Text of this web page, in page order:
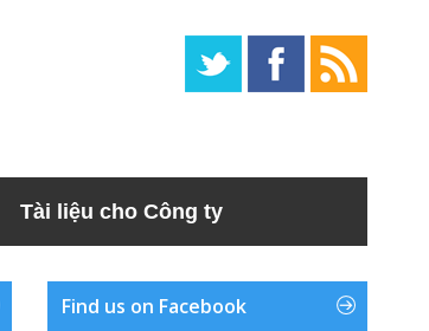
Tài liệu cho Công ty
Find us on Facebook